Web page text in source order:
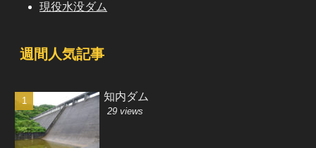
現役水没ダム
週間人気記事
知内ダム
29 views